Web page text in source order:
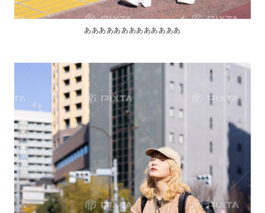
あああああああああああああ